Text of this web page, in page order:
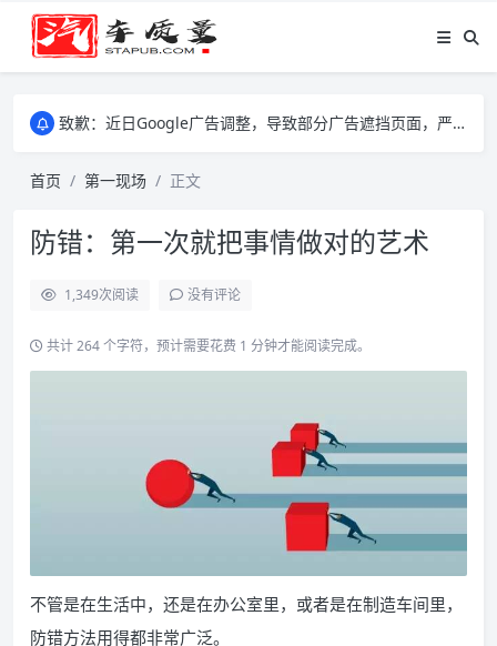
致歉：近日Google广告调整，导致部分广告遮挡页面，严重影响大家访问体验，将尽快调整完成，由此带来的不便，特意致歉！
致歉：近日Google广告调整，导致部分广告遮挡页面，严重影响大家访问体验，将尽快调整完成，由此带来的不便，特意致歉！
首页 第一现场 正文
防错：第一次就把事情做对的艺术
1,349次阅读 没有评论
共计 264 个字符，预计需要花费 1 分钟才能阅读完成。
不管是在生活中，还是在办公室里，或者是在制造车间里，
防错方法用得都非常广泛。